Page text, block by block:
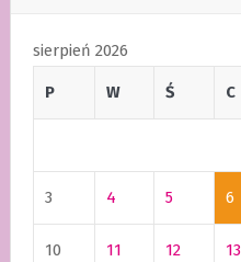
sierpień 2026
P W Ś C
3 4 5 6
10 11 12 13